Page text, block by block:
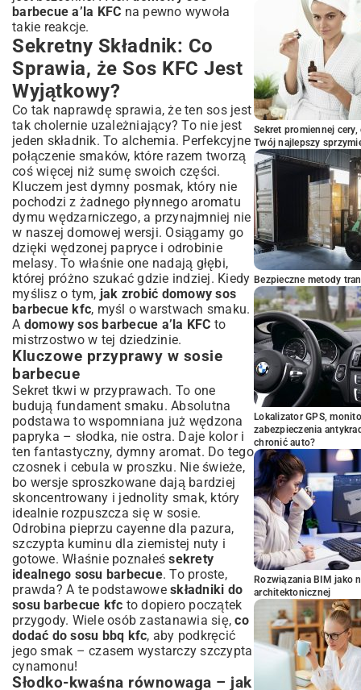
barbecue a’la KFC na pewno wywoła
takie reakcje.
Sekretny Składnik: Co
Sprawia, że Sos KFC Jest
Wyjątkowy?
Co tak naprawdę sprawia, że ten sos jest
tak cholernie uzależniający? To nie jest
jeden składnik. To alchemia. Perfekcyjne
połączenie smaków, które razem tworzą
coś więcej niż sumę swoich części.
Kluczem jest dymny posmak, który nie
pochodzi z żadnego płynnego aromatu
dymu wędzarniczego, a przynajmniej nie
w naszej domowej wersji. Osiągamy go
dzięki wędzonej papryce i odrobinie
melasy. To właśnie one nadają głębi,
której próżno szukać gdzie indziej. Kiedy
myślisz o tym, jak zrobić domowy sos
barbecue kfc, myśl o warstwach smaku.
A domowy sos barbecue a’la KFC to
mistrzostwo w tej dziedzinie.
Kluczowe przyprawy w sosie
barbecue
Sekret tkwi w przyprawach. To one
budują fundament smaku. Absolutna
podstawa to wspomniana już wędzona
papryka – słodka, nie ostra. Daje kolor i
ten fantastyczny, dymny aromat. Do tego
czosnek i cebula w proszku. Nie świeże,
bo wersje sproszkowane dają bardziej
skoncentrowany i jednolity smak, który
idealnie rozpuszcza się w sosie.
Odrobina pieprzu cayenne dla pazura,
szczypta kuminu dla ziemistej nuty i
gotowe. Właśnie poznałeśsekrety
idealnego sosu barbecue. To proste,
prawda? A te podstawowe składniki do
sosu barbecue kfc to dopiero początek
przygody. Wiele osób zastanawia się,co
dodać do sosu bbq kfc, aby podkręcić
jego smak – czasem wystarczy szczypta
cynamonu!
Słodko-kwaśna równowaga – jak
Sekret promiennej
Twój najlepszy
Bezpieczne metody
Lokalizator GPS,
zabezpieczenia
chronić auto?
Rozwiązania BIM jako
architektonicznej